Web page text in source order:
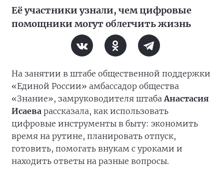
Её участники узнали, чем цифровые
помощники могут облегчить жизнь
На занятии в штабе общественной поддержки
«Единой России» амбассадор общества
«Знание», замруководителя штабаАнастасия
Исаева рассказала, как использовать
цифровые инструменты в быту: экономить
время на рутине, планировать отпуск,
готовить, помогать внукам с уроками и
находить ответы на разные вопросы.